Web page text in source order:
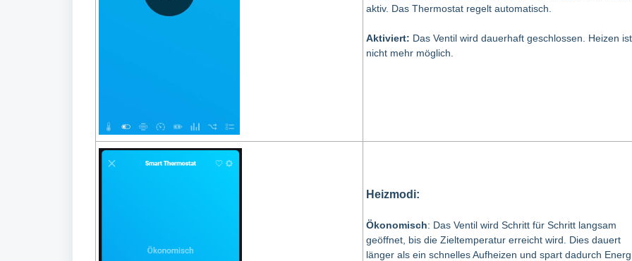
aktiv. Das Thermostat regelt automatisch.
Aktiviert: Das Ventil wird dauerhaft geschlossen. Heizen ist
nicht mehr möglich.
Heizmodi:
Ökonomisch: Das Ventil wird Schritt für Schritt langsam
geöffnet, bis die Zieltemperatur erreicht wird. Dies dauert
länger als ein schnelles Aufheizen und spart dadurch